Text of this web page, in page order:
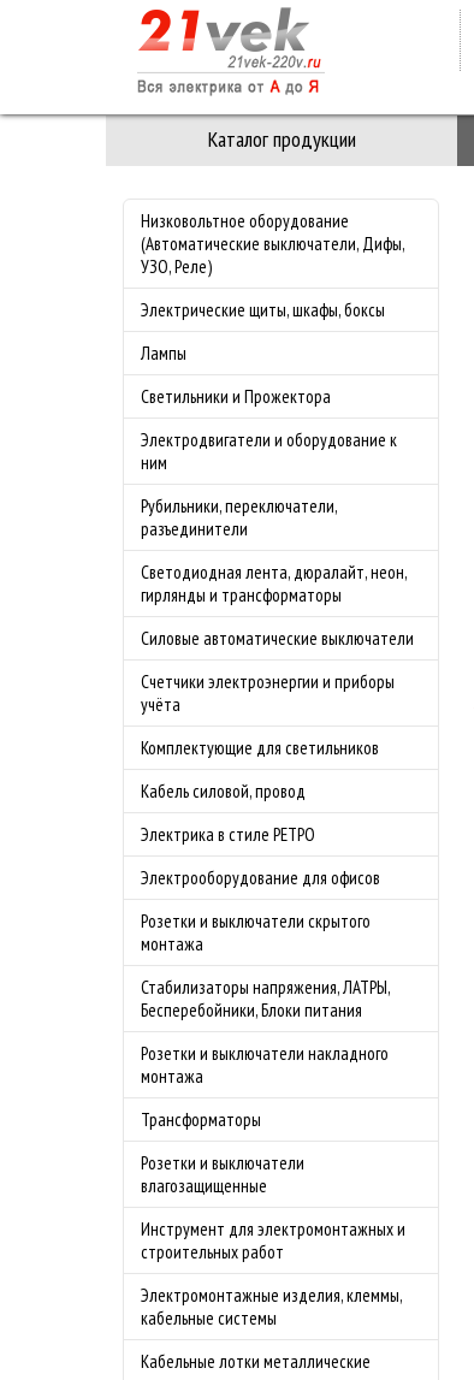
Каталог продукции
Низковольтное оборудование
(Автоматические выключатели, Дифы,
УЗО, Реле)
Электрические щиты, шкафы, боксы
Лампы
Светильники и Прожектора
Электродвигатели и оборудование к
ним
Рубильники, переключатели,
разъединители
Светодиодная лента, дюралайт, неон,
гирлянды и трансформаторы
Силовые автоматические выключатели
Счетчики электроэнергии и приборы
учёта
Комплектующие для светильников
Кабель силовой, провод
Электрика в стиле РЕТРО
Электрооборудование для офисов
Розетки и выключатели скрытого
монтажа
Стабилизаторы напряжения, ЛАТРЫ,
Бесперебойники, Блоки питания
Розетки и выключатели накладного
монтажа
Трансформаторы
Розетки и выключатели
влагозащищенные
Инструмент для электромонтажных и
строительных работ
Электромонтажные изделия, клеммы,
кабельные системы
Кабельные лотки металлические